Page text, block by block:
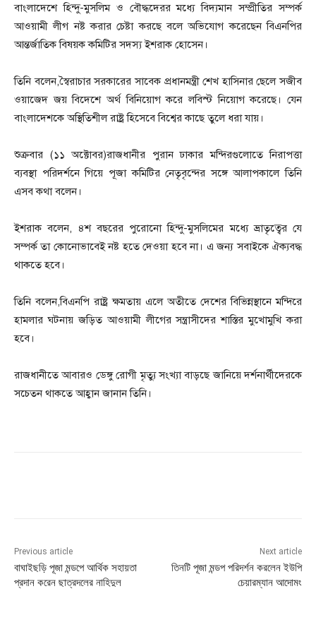
বাংলাদেশে হিন্দু-মুসলিম ও বৌদ্ধদেরর মধ্যে বিদ্যমান সম্প্রীতির সম্পর্ক
আওয়ামী লীগ নষ্ট করার চেষ্টা করছে বলে অভিযোগ করেছেন বিএনপির
আন্তর্জাতিক বিষয়ক কমিটির সদস্য ইশরাক হোসেন।
তিনি বলেন,স্বৈরাচার সরকারের সাবেক প্রধানমন্ত্রী শেখ হাসিনার ছেলে সজীব
ওয়াজেদ জয় বিদেশে অর্থ বিনিয়োগ করে লবিস্ট নিয়োগ করেছে। যেন
বাংলাদেশকে অস্থিতিশীল রাষ্ট্র হিসেবে বিশ্বের কাছে তুলে ধরা যায়।
শুক্রবার (১১ অক্টোবর)রাজধানীর পুরান ঢাকার মন্দিরগুলোতে নিরাপত্তা
ব্যবস্থা পরিদর্শনে গিয়ে পূজা কমিটির নেতৃবৃন্দের সঙ্গে আলাপকালে তিনি
এসব কথা বলেন।
ইশরাক বলেন, ৪শ বছরের পুরোনো হিন্দু-মুসলিমের মধ্যে ভ্রাতৃত্বের যে
সম্পর্ক তা কোনোভাবেই নষ্ট হতে দেওয়া হবে না। এ জন্য সবাইকে ঐক্যবদ্ধ
থাকতে হবে।
তিনি বলেন,বিএনপি রাষ্ট্র ক্ষমতায় এলে অতীতে দেশের বিভিন্নস্থানে মন্দিরে
হামলার ঘটনায় জড়িত আওয়ামী লীগের সন্ত্রাসীদের শাস্তির মুখোমুখি করা
হবে।
রাজধানীতে আবারও ডেঙ্গু রোগী মৃত্যু সংখ্যা বাড়ছে জানিয়ে দর্শনার্থীদেরকে
সচেতন থাকতে আহ্বান জানান তিনি।
Previous article
বাঘাইছড়ি পূজা মন্ডপে আর্থিক সহায়তা
প্রদান করেন ছাত্রদলের নাহিদুল
Next article
তিনটি পূজা মন্ডপ পরিদর্শন করলেন ইউপি
চেয়ারম্যান আদোমং